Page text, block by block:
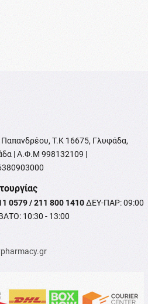
T.K 16675, Γλυφάδα,
| Α.Φ.Μ 998132109 |
0579 / 211 800 1410ΔΕΥ-ΠΑΡ: 09:00
10:30 - 13:00